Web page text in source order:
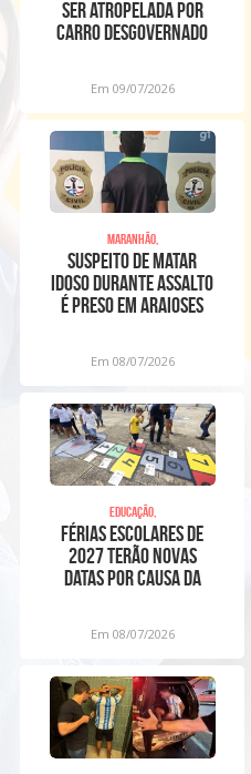
ser atropelada por
carro desgovernado
Em 09/07/2026
Maranhão,
Suspeito de matar
idoso durante assalto
é preso em Araioses
Em 08/07/2026
Educação,
Férias escolares de
2027 terão novas
datas por causa da
Em 08/07/2026